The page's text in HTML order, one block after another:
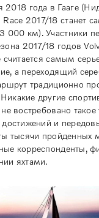
года в Гааге
2017/18 станет
км). Участники
2017/18 годов
считается самым
а переходящий
традиционно
другие
востребовано
достижений и
тысячи
корреспонденты,
яхтами.